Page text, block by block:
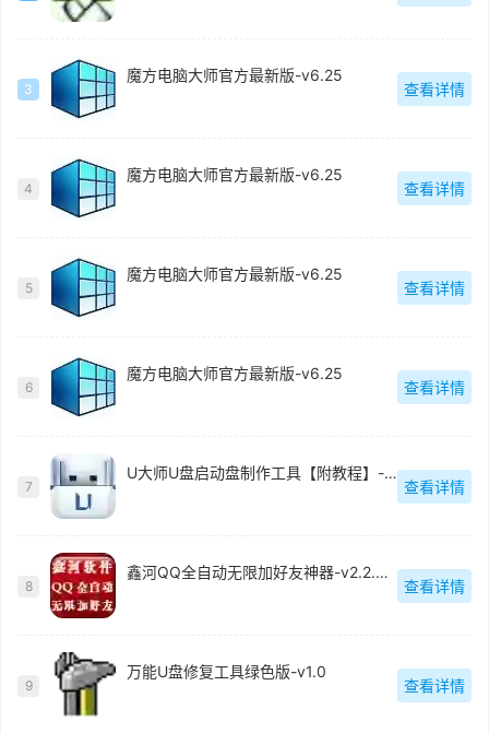
3
魔方电脑大师官方最新版-v6.25
查看详情
4
魔方电脑大师官方最新版-v6.25
查看详情
5
魔方电脑大师官方最新版-v6.25
查看详情
6
魔方电脑大师官方最新版-v6.25
查看详情
7
U大师U盘启动盘制作工具【附教程】-v【】
查看详情
8
鑫河QQ全自动无限加好友神器-v2.2.3.6
查看详情
9
万能U盘修复工具绿色版-v1.0
查看详情